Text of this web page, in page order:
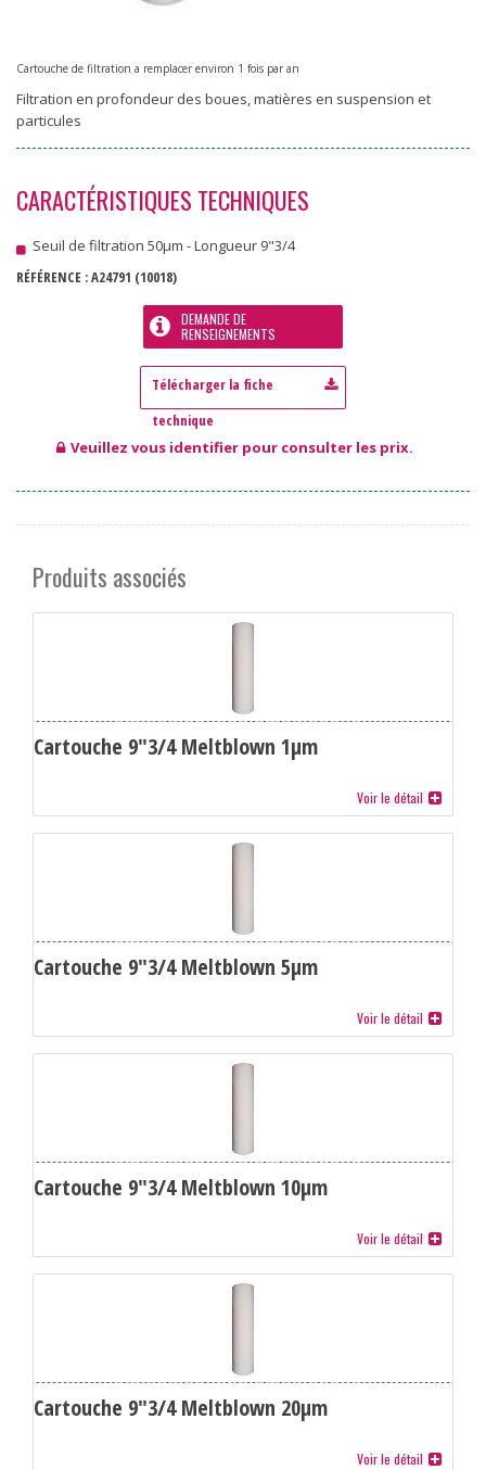
Cartouche de filtration a remplacer environ 1 fois par an
Filtration en profondeur des boues, matières en suspension et
particules
CARACTÉRISTIQUES TECHNIQUES
Seuil de filtration 50µm - Longueur 9"3/4
RÉFÉRENCE :A24791 (10018)
DEMANDE DE
RENSEIGNEMENTS
Veuillez vous identifier pour consulter les prix.
Produits associés
Cartouche 9"3/4 Meltblown 1µm
Voir le détail
Cartouche 9"3/4 Meltblown 5µm
Voir le détail
Cartouche 9"3/4 Meltblown 10µm
Voir le détail
Cartouche 9"3/4 Meltblown 20µm
Voir le détail